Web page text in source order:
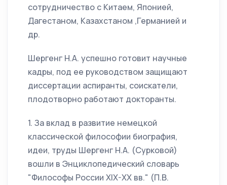
сотрудничество с Китаем, Японией,
Дагестаном, Казахстаном ,Германией и
др.
Шергенг Н.А. успешно готовит научные
кадры, под ее руководством защищают
диссертации аспиранты, соискатели,
плодотворно работают докторанты.
1. За вклад в развитие немецкой
классической философии биография,
идеи, труды Шергенг Н.А. (Сурковой)
вошли в Энциклопедический словарь
"Философы России XIX-XX вв." (П.В.